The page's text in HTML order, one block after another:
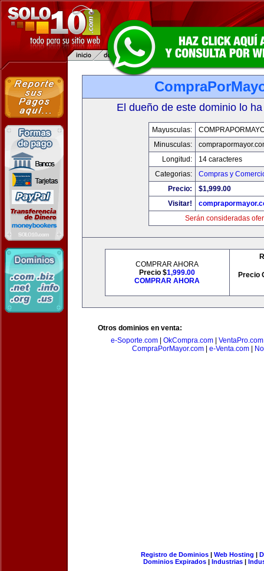
El dueño de este dominio lo
Mayusculas:
Minusculas:
Longitud:
14 caracteres
Categorias:
Compras y
Precio:
$1,999.00
Visitar!
Serán consideradas
COMPRAR AHORA
Precio $1,999.00
COMPRAR AHORA
Precio
Otros dominios en venta:
e-Soporte.com
OkCompra.com VentaPro.com
CompraPorMayor.com| e-Venta.com|
Registro de Dominios| Web Hosting |
Dominios Expirados | Industrias |